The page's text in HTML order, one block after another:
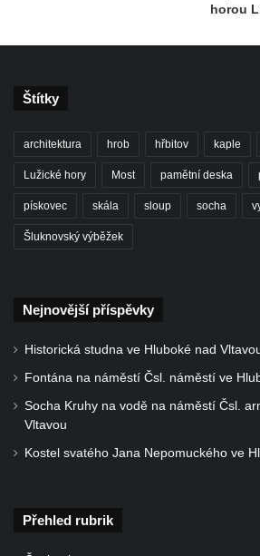
horou
Štítky
architektura hrob hřbitov kaple
Lužické hory Most pamětní deska
pískovec skála sloup socha
Šluknovský výběžek
Nejnovější příspěvky
Historická studna ve Hluboké nad
Fontána na náměstí Čsl. náměstí ve
Socha Kruhy na vodě na náměstí Čsl.
Vltavou
Kostel svatého Jana Nepomuckého ve
Přehled rubrik